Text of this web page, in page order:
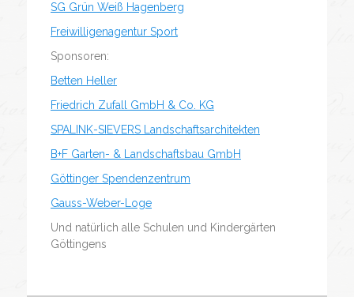
SG Grün Weiß Hagenberg
Freiwilligenagentur Sport
Sponsoren:
Betten Heller
Friedrich Zufall GmbH & Co. KG
SPALINK-SIEVERS Landschaftsarchitekten
B+F Garten- & Landschaftsbau GmbH
Göttinger Spendenzentrum
Gauss-Weber-Loge
Und natürlich alle Schulen und Kindergärten
Göttingens